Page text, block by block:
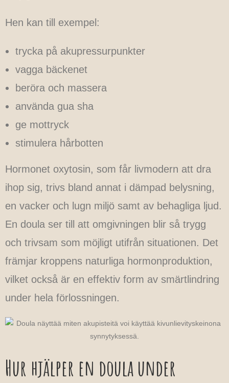
Hen kan till exempel:
trycka på akupressurpunkter
vagga bäckenet
beröra och massera
använda gua sha
ge mottryck
stimulera hårbotten
Hormonet oxytosin, som får livmodern att dra
ihop sig, trivs bland annat i dämpad belysning,
en vacker och lugn miljö samt av behagliga ljud.
En doula ser till att omgivningen blir så trygg
och trivsam som möjligt utifrån situationen. Det
främjar kroppens naturliga hormonproduktion,
vilket också är en effektiv form av smärtlindring
under hela förlossningen.
Hur hjälper en doula under